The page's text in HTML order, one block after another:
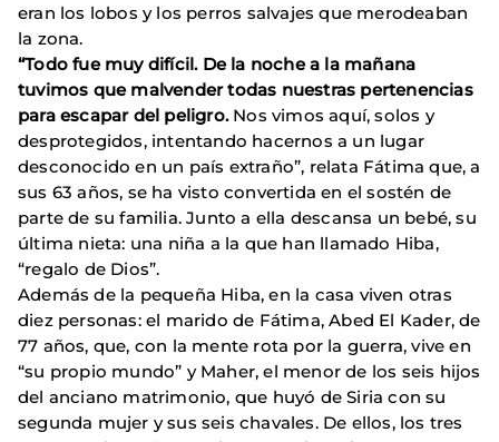
eran los lobos y los perros salvajes que merodeaban
la zona.
“Todo fue muy difícil. De la noche a la mañana
tuvimos que malvender todas nuestras pertenencias
para escapar del peligro.Nos vimos aquí, solos y
desprotegidos, intentando hacernos a un lugar
desconocido en un país extraño”, relata Fátima que, a
sus 63 años, se ha visto convertida en el sostén de
parte de su familia. Junto a ella descansa un bebé, su
última nieta: una niña a la que han llamado Hiba,
“regalo de Dios”.
Además de la pequeña Hiba, en la casa viven otras
diez personas: el marido de Fátima, Abed El Kader, de
77 años, que, con la mente rota por la guerra, vive en
“su propio mundo” y Maher, el menor de los seis hijos
del anciano matrimonio, que huyó de Siria con su
segunda mujer y sus seis chavales. De ellos, los tres